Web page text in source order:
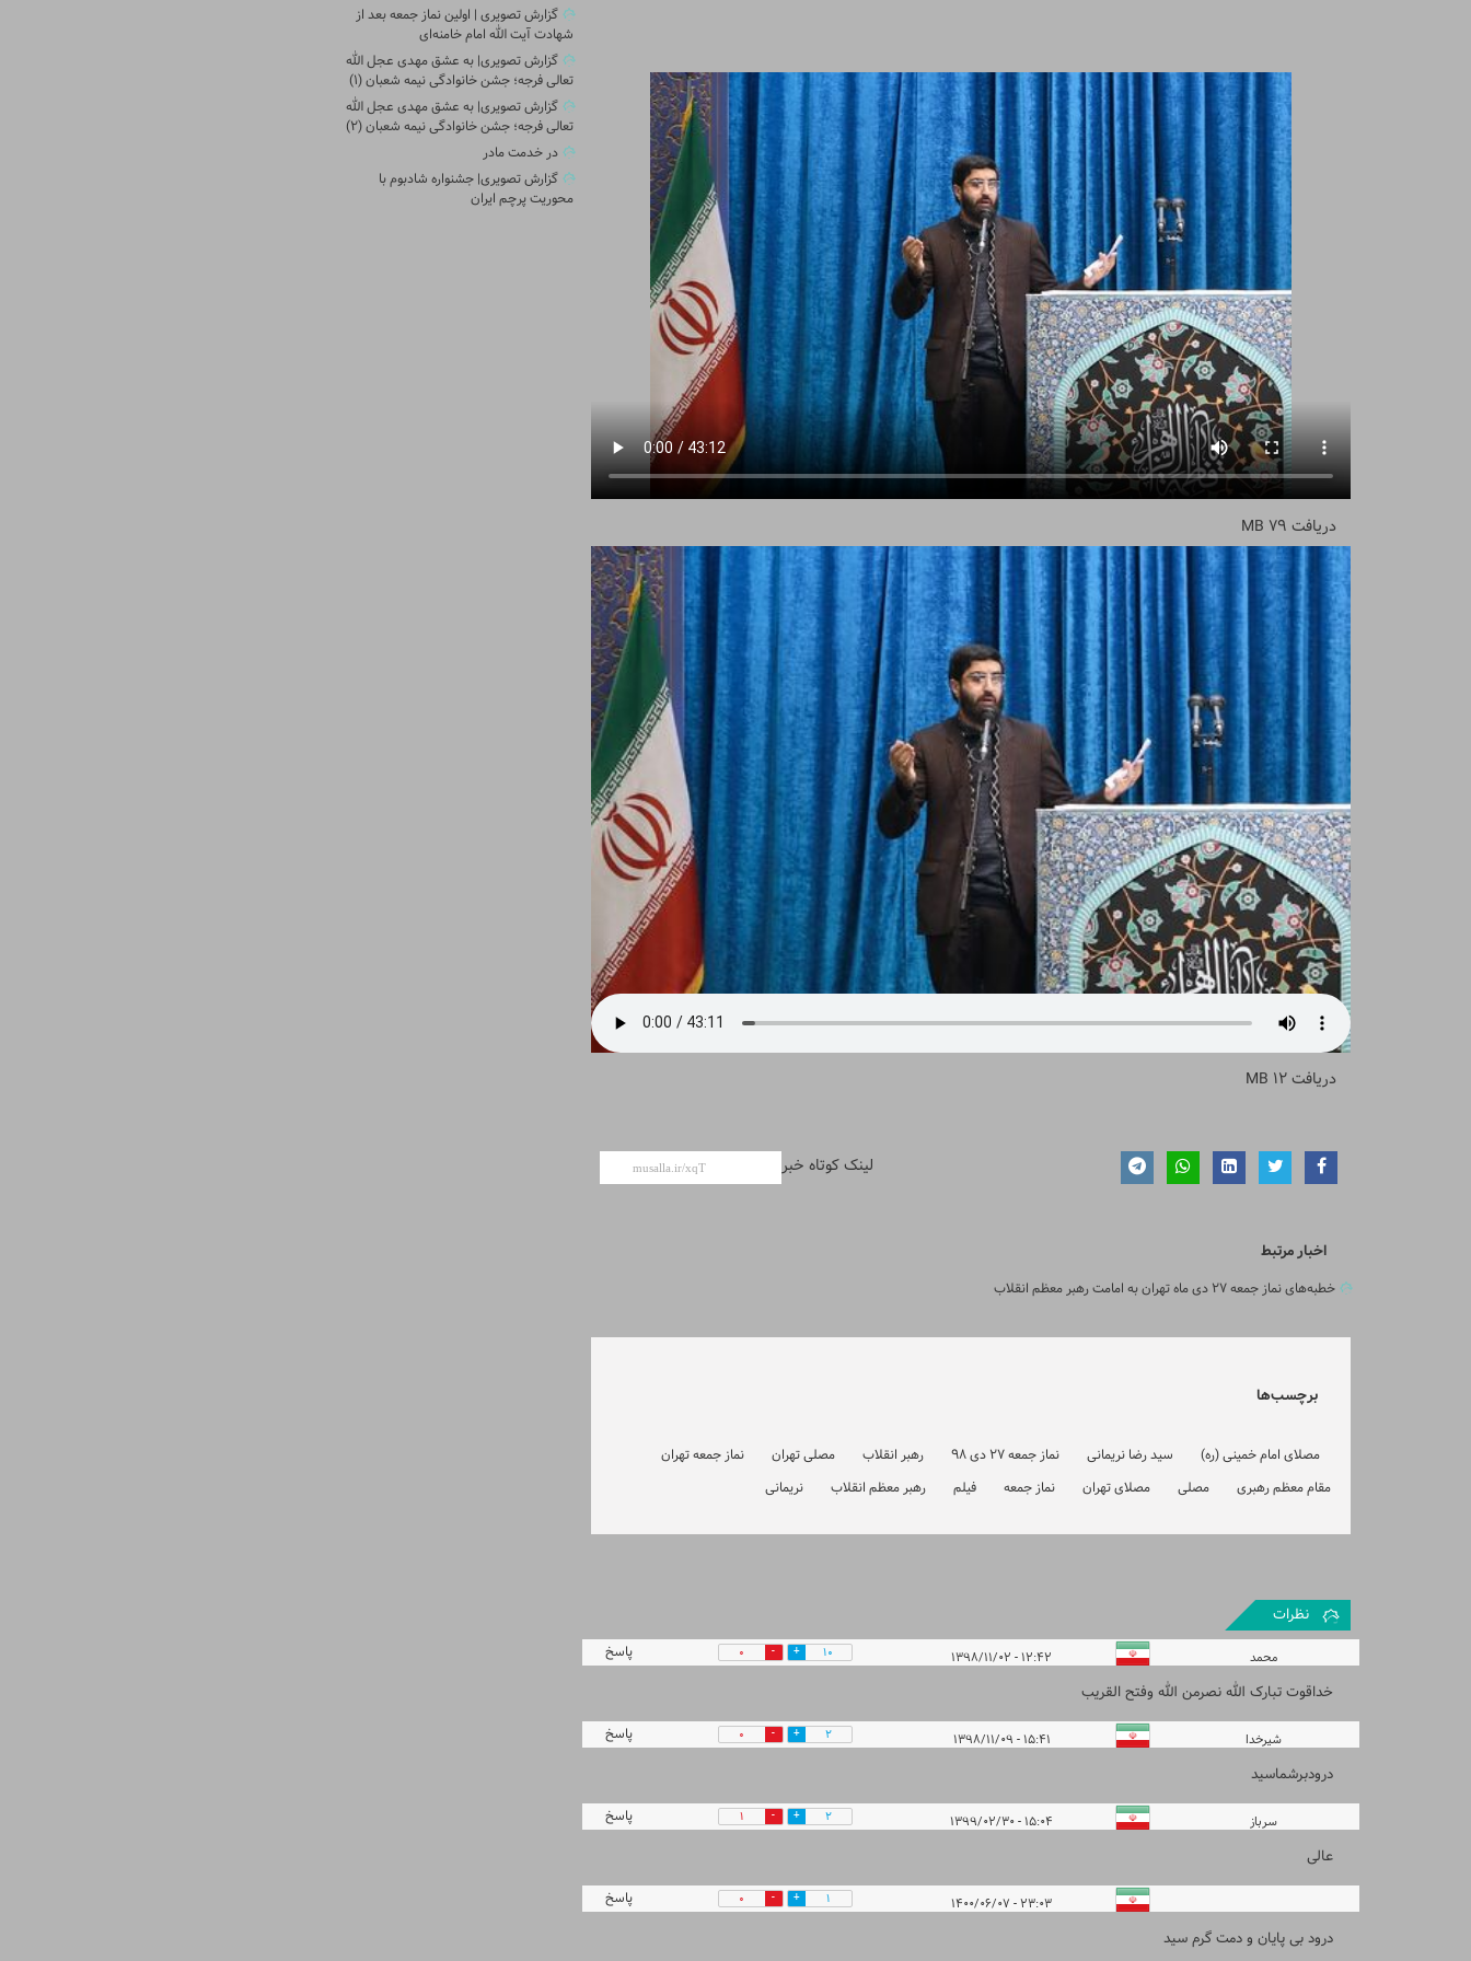
دریافت 79 MB
دریافت12 MB
لینک کوتاه خبر
اخبار مرتبط
خطبه‌های نماز جمعه ۲۷ دی ماه تهران به امامت رهبر معظم انقلاب
برچسب‌ها
مصلای امام خمینی (ره) سید رضا نریمانی نماز جمعه 27 دی 98 رهبر انقلاب مصلی تهران
نماز جمعه تهران
مقام معظم رهبری
مصلی مصلای تهران نماز جمعه فیلم رهبر معظم انقلاب نریمانی
نظرات
محمد ۱۲:۴۲ - ۱۳۹۸/۱۱/۰۲ 10
0 پاسخ
خداقوت تبارک الله نصرمن الله وفتح القریب
شیرخدا ۱۵:۴۱ - ۱۳۹۸/۱۱/۰۹ 2
0 پاسخ
درودبرشماسید
سرباز ۱۵:۰۴ - ۱۳۹۹/۰۲/۳۰ 2
1 پاسخ
عالی
۲۳:۰۳ - ۱۴۰۰/۰۶/۰۷ 1
0 پاسخ
درود بی پایان و دمت گرم سید
گزارش تصویری | اولین نماز جمعه بعد از
شهادت آیت الله امام خامنه‌ای
گزارش تصویری| به عشق مهدی عجل الله
تعالی فرجه؛ جشن خانوادگی نیمه شعبان (۱)
گزارش تصویری| به عشق مهدی عجل الله
تعالی فرجه؛ جشن خانوادگی نیمه شعبان (۲)
در خدمت مادر
گزارش تصویری| جشنواره شادبوم با
محوریت پرچم ایران